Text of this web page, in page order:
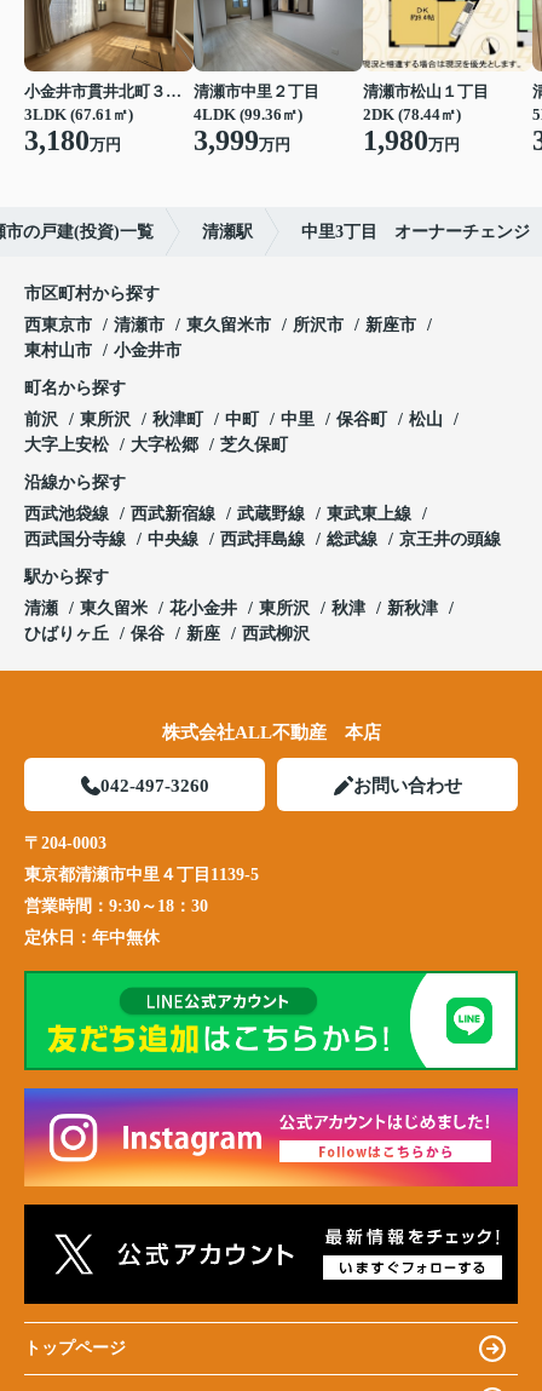
小金井市貫井北町３丁目
3LDK (67.61㎡)
3,180万円
清瀬市中里２丁目
4LDK (99.36㎡)
3,999万円
清瀬市松山１丁目
2DK (78.44㎡)
1,980万円
市の戸建(投資)一覧 清瀬駅 中里3丁目 オーナーチェンジ
市区町村から探す
西東京市
清瀬市 東久留米市 所沢市
新座市
東村山市
小金井市
町名から探す
前沢
東所沢 秋津町 中町 中里 保谷町
松山
大字上安松
大字松郷 芝久保町
沿線から探す
西武池袋線
西武新宿線 武蔵野線
東武東上線
西武国分寺線
中央線 西武拝島線 総武線 京王井の頭線
駅から探す
清瀬
東久留米 花小金井 東所沢 秋津
新秋津
ひばりヶ丘
保谷 新座 西武柳沢
株式会社ALL不動産 本店
042-497-3260 お問い合わせ
〒204-0003
東京都清瀬市中里４丁目1139-5
営業時間： 9:30～18：30
定休日： 年中無休
トップページ